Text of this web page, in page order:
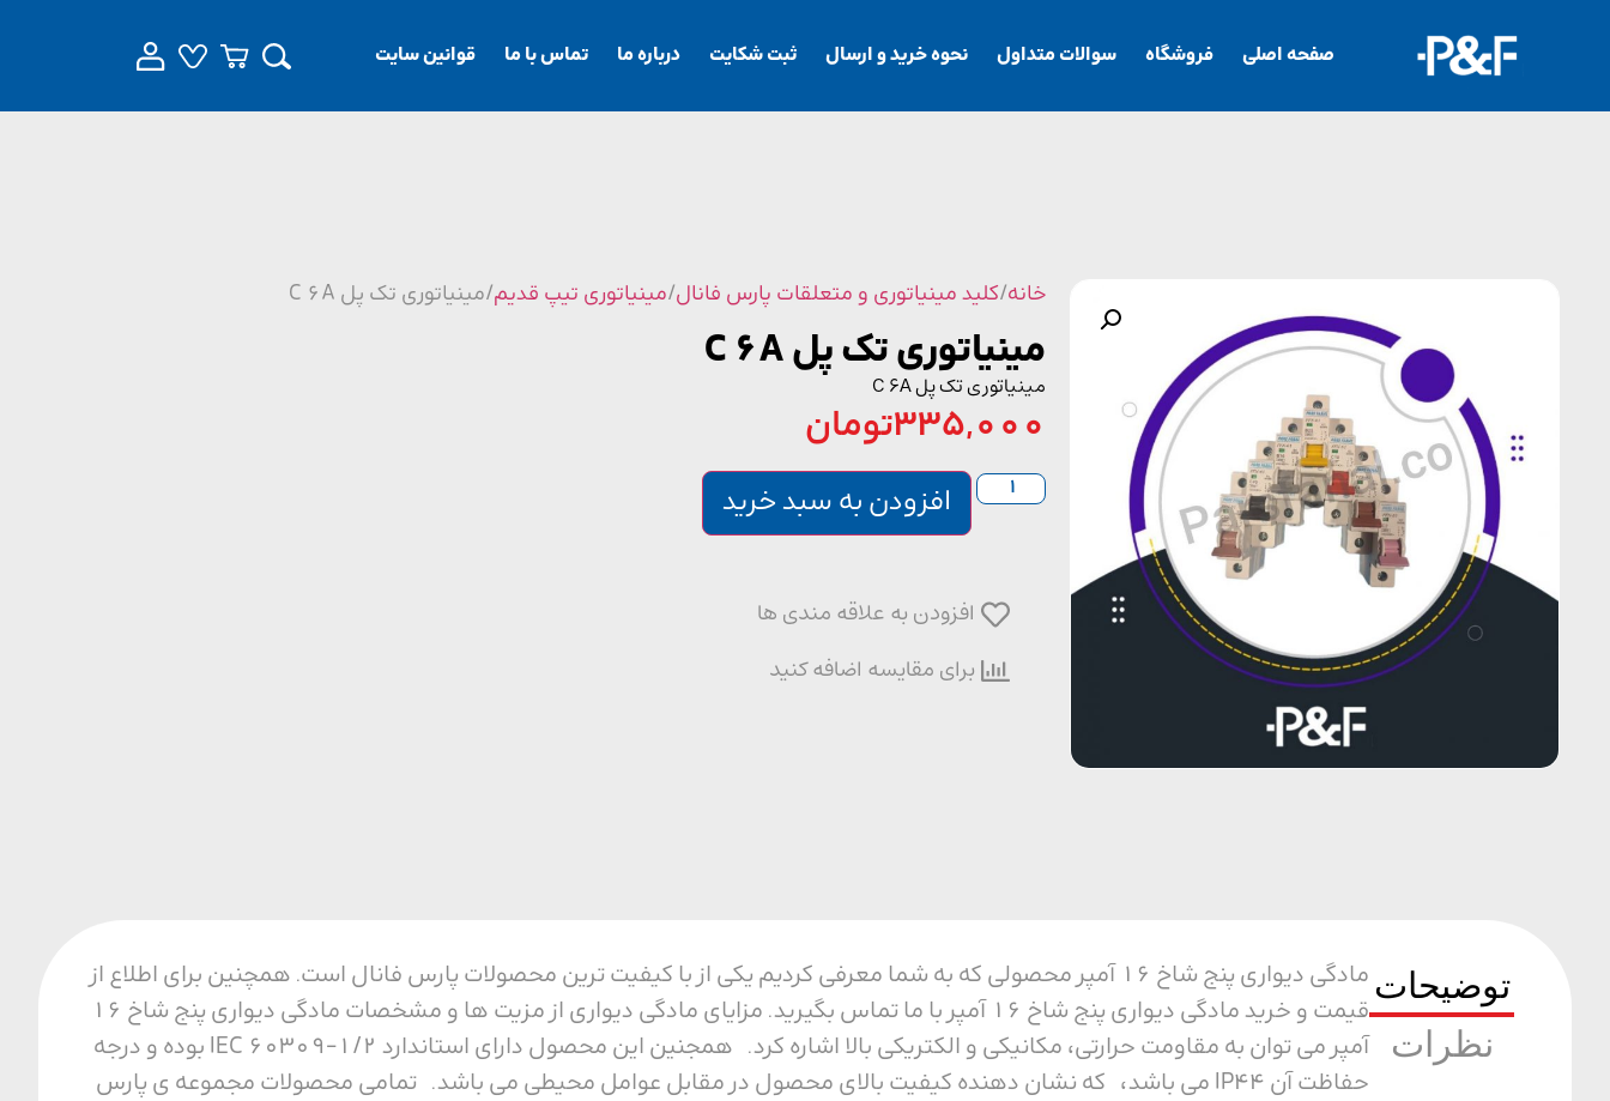
صفحه اصلی فروشگاه سوالات متداول نحوه خرید و ارسال ثبت شکایت درباره ما تماس با ما قوانین سایت
خانه/کلید مینیاتوری و متعلقات پارس فانال/مینیاتوری تیپ قدیم/ مینیاتوری تک پل C 6A
مینیاتوری تک پل C 6A
مینیاتوری تک پل C 6A
335,000تومان
افزودن به سبد خرید
افزودن به علاقه مندی ها
برای مقایسه اضافه کنید
توضیحات
نظرات
مادگی دیواری پنج شاخ 16 آمپر محصولی که به شما معرفی کردیم یکی از با کیفیت ترین محصولات پارس فانال است. همچنین برای اطلاع از
قیمت و خرید مادگی دیواری پنج شاخ 16 آمپر با ما تماس بگیرید. مزایای مادگی دیواری از مزیت ها و مشخصات مادگی دیواری پنج شاخ 16
آمپر می توان به مقاومت حرارتی، مکانیکی و الکتریکی بالا اشاره کرد. همجنین این محصول دارای استاندارد IEC 60309-1/2 بوده و درجه
حفاظت آن IP44 می باشد، که نشان دهنده کیفیت بالای محصول در مقابل عوامل محیطی می باشد. تمامی محصولات مجموعه ی پارس